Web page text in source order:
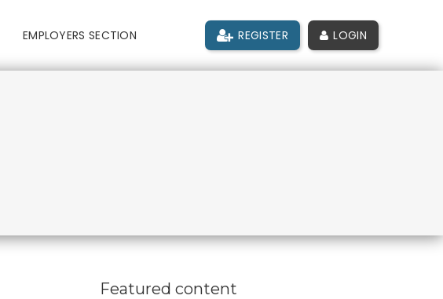
EMPLOYERS SECTION REGISTER LOGIN
Featured content